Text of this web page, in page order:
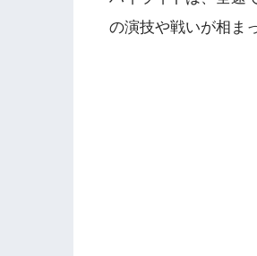
の演技や戦いが相ま